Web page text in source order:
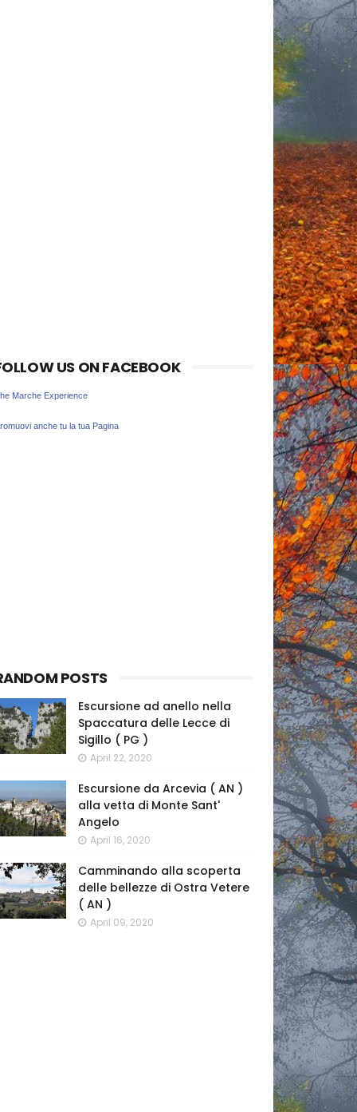
US ON FACEBOOK
Marche Experience
anche tu la tua Pagina
POSTS
Escursione ad anello nella
Spaccatura delle Lecce di
Sigillo ( PG )
April 22, 2020
Escursione da Arcevia ( AN )
alla vetta di Monte Sant'
Angelo
April 16, 2020
Camminando alla scoperta
delle bellezze di Ostra Vetere
( AN )
April 09, 2020